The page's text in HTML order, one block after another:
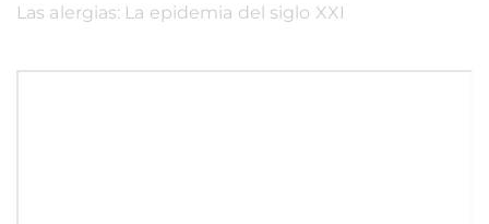
Las alergias: La epidemia del siglo XXI